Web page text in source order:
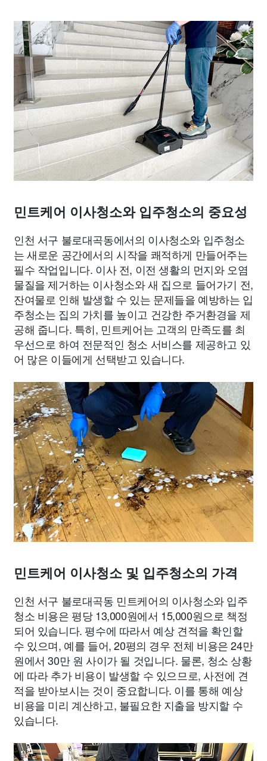
민트케어 이사청소와 입주청소의 중요성
인천 서구 불로대곡동에서의 이사청소와 입주청소
는 새로운 공간에서의 시작을 쾌적하게 만들어주는
필수 작업입니다. 이사 전, 이전 생활의 먼지와 오염
물질을 제거하는 이사청소와 새 집으로 들어가기 전,
잔여물로 인해 발생할 수 있는 문제들을 예방하는 입
주청소는 집의 가치를 높이고 건강한 주거환경을 제
공해 줍니다. 특히, 민트케어는 고객의 만족도를 최
우선으로 하여 전문적인 청소 서비스를 제공하고 있
어 많은 이들에게 선택받고 있습니다.
민트케어 이사청소 및 입주청소의 가격
인천 서구 불로대곡동 민트케어의 이사청소와 입주
청소 비용은 평당 13,000원에서 15,000원으로 책정
되어 있습니다. 평수에 따라서 예상 견적을 확인할
수 있으며, 예를 들어, 20평의 경우 전체 비용은 24만
원에서 30만 원 사이가 될 것입니다. 물론, 청소 상황
에 따라 추가 비용이 발생할 수 있으므로, 사전에 견
적을 받아보시는 것이 중요합니다. 이를 통해 예상
비용을 미리 계산하고, 불필요한 지출을 방지할 수
있습니다.